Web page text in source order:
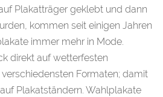
Plakatträger geklebt und dann
kommen seit einigen Jahren
immer mehr in Mode.
direkt auf wetterfesten
Formaten; damit
Plakatständern. Wahlplakate